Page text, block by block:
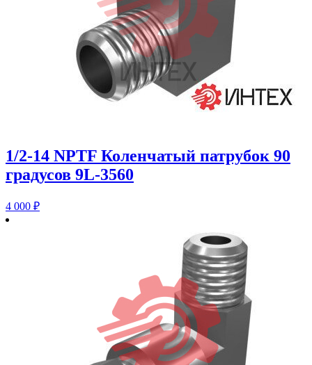
1/2-14 NPTF Коленчатый патрубок 90
градусов 9L-3560
4 000 ₽